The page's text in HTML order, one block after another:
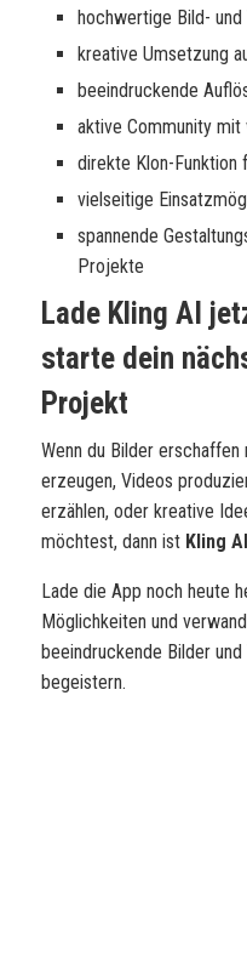
hochwertige Bild-
kreative Umsetzung
beeindruckende
aktive Community mit
direkte Klon-Funktion
vielseitige
spannende
Projekte
Lade Kling AI
starte dein
Projekt
Wenn du Bilder
erzeugen, Videos
erzählen, oder kreative
möchtest, dann ist Kling AI
Lade die App noch heute
Möglichkeiten und
beeindruckende Bilder
begeistern.